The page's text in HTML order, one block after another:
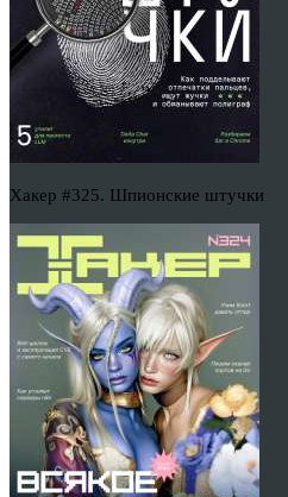
Хакер #325. Шпионские штучки